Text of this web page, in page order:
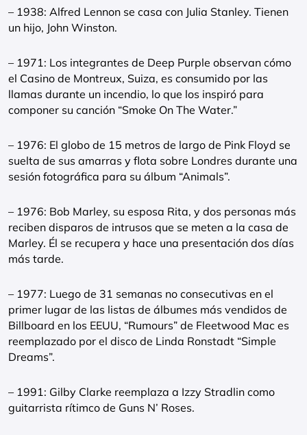
– 1938: Alfred Lennon se casa con Julia Stanley. Tienen
un hijo, John Winston.
– 1971: Los integrantes de Deep Purple observan cómo
el Casino de Montreux, Suiza, es consumido por las
llamas durante un incendio, lo que los inspiró para
componer su canción “Smoke On The Water.”
– 1976: El globo de 15 metros de largo de Pink Floyd se
suelta de sus amarras y flota sobre Londres durante una
sesión fotográfica para su álbum “Animals”.
– 1976: Bob Marley, su esposa Rita, y dos personas más
reciben disparos de intrusos que se meten a la casa de
Marley. Él se recupera y hace una presentación dos días
más tarde.
– 1977: Luego de 31 semanas no consecutivas en el
primer lugar de las listas de álbumes más vendidos de
Billboard en los EEUU, “Rumours” de Fleetwood Mac es
reemplazado por el disco de Linda Ronstadt “Simple
Dreams”.
– 1991: Gilby Clarke reemplaza a Izzy Stradlin como
guitarrista rítimco de Guns N’ Roses.